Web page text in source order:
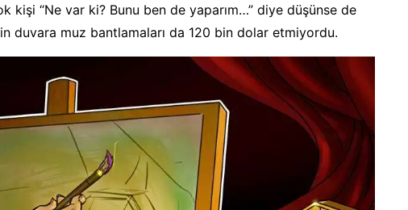
kişi “Ne var ki? Bunu ben de yaparım…” diye düşünse de
duvara muz bantlamaları da 120 bin dolar etmiyordu.